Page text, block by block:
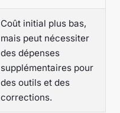
Coût initial plus bas,
mais peut nécessiter
des dépenses
supplémentaires pour
des outils et des
corrections.